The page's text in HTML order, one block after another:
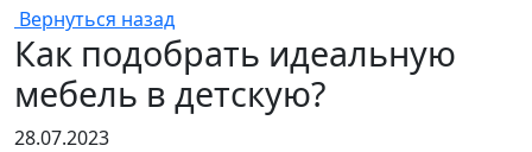
Вернуться назад
Как подобрать идеальную
мебель в детскую?
28.07.2023